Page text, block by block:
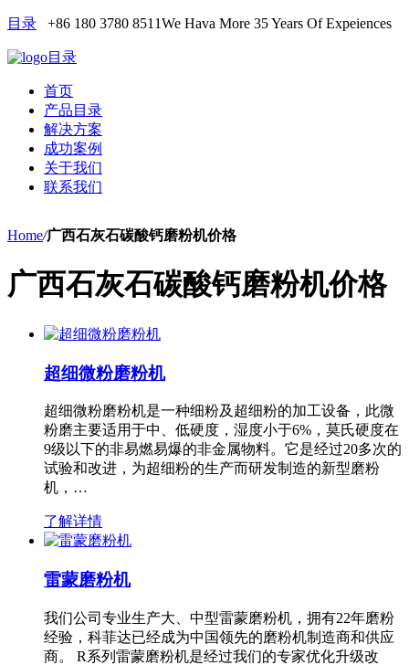
目录 +86 180 3780 8511We Hava More 35 Years Of Expeiences
目录
首页
产品目录
解决方案
成功案例
关于我们
联系我们
Home/广西石灰石碳酸钙磨粉机价格
广西石灰石碳酸钙磨粉机价格
超细微粉磨粉机
超细微粉磨粉机是一种细粉及超细粉的加工设备，此微
粉磨主要适用于中、低硬度，湿度小于6%，莫氏硬度在
9级以下的非易燃易爆的非金属物料。它是经过20多次的
试验和改进，为超细粉的生产而研发制造的新型磨粉
机，…
了解详情
雷蒙磨粉机
我们公司专业生产大、中型雷蒙磨粉机，拥有22年磨粉
经验，科菲达已经成为中国领先的磨粉机制造商和供应
商。 R系列雷蒙磨粉机是经过我们的专家优化升级改